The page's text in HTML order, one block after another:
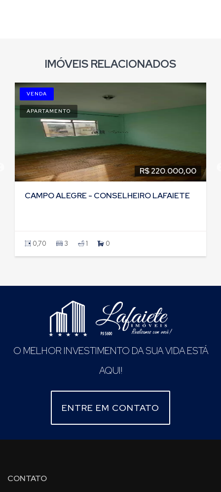
IMÓVEIS RELACIONADOS
VENDA
APARTAMENTO
R$ 220.000,00
CAMPO ALEGRE - CONSELHEIRO LAFAIETE
0,70 3 1 0
O MELHOR INVESTIMENTO DA SUA VIDA ESTÁ
AQUI!
ENTRE EM CONTATO
CONTATO